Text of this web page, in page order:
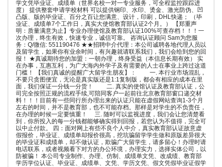
学文凭毕业证、成绩单（世界名校一对一专业服务，可全程监控跟踪进
度） 提供整套申请学校材料 可以提供钢印、水印、烫金、激光防伪、凹
凸版、版的毕业证、百分之百让您满意、设计，印刷，DHL快递； （毕
业证、成绩单7个工作日，真实大使馆教育部认证2个月。） 【郑重声
明：质量满意为止】专业办理使馆及教育部认证100%可查存档！！！一
次办理，终生有效，快速专业，诚信可靠。 咨询认证顾问 Sam为您服
务：Q/微信: 551190476 ★★招聘中介代理：本公司诚聘各地代理人员以
及留学生，如果你有业余时间，有兴趣就请联系我们，我们会给到您的回
报！ ★真诚期待您的加盟：一朝办理，终身受益（本信息长期有效） 实
在办事，互惠互利，为广大海内外学子及有需要的人士在事业上跨过这道
门槛！ 【我们真诚的提醒广大留学生朋友】： 一. 本行业市场混乱，
不要只贪图便宜，无论是真实版还是1:1复制版，都会有相应的成本在里
面，我们保证一分钱一分货！ 二. 真实的使馆认证及教育部认证，公
司完全按照正规的流程手续,可陪同客户一起前往北京教育部窗口递交材
料！！！目前有一些同行所办理出来的认证只能在虚假网站查询1-3个月
左右的时间，并不是教育部，也不可能存档。那样是对学生的不负责任，
在办理的时候一定要慎重！ 三. 随时可以监视进度，我们会让您清楚看
到，你所投入的每一分钱都能够确实得到回报，若您认为不值得，完全可
以中止付款。 四：面对网上有些不良个人中介，真实教育部认证故意虚
假报价，毕业证、成绩单却报价很高，挖坑骗留学学生做和原版差异很大
的毕业证和成绩单，却不做认证，欺骗广大留学生，请多留心！办理时请
电话联系，或者视频看下对方的办公环境，办理实力，选择实体公司，以
防被骗！ 本公司专业制作、办理、仿制、成绩单文凭、改成绩、教育部
学历学位认证、毕业证、成绩单、文凭、学历文凭、假文凭假毕业证假学